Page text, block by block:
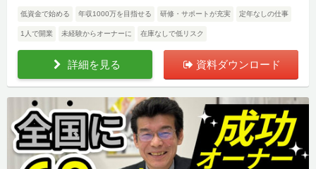
低資金で始める 年収1000万を目指せる 研修・サポートが充実 定年なしの仕事
1人で開業 未経験からオーナーに 在庫なしで低リスク
詳細を見る 資料ダウンロード